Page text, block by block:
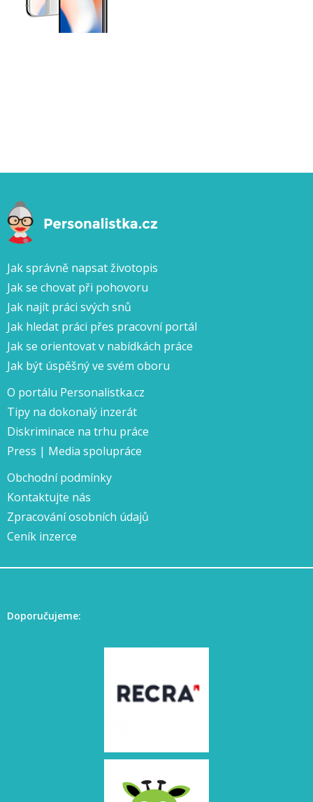
Jak správně napsat životopis
Jak se chovat při pohovoru
Jak najít práci svých snů
Jak hledat práci přes pracovní portál
Jak se orientovat v nabídkách práce
Jak být úspěšný ve svém oboru
O portálu Personalistka.cz
Tipy na dokonalý inzerát
Diskriminace na trhu práce
Press | Media spolupráce
Obchodní podmínky
Kontaktujte nás
Zpracování osobních údajů
Ceník inzerce
Doporučujeme: